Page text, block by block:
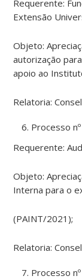
Requerente:
Extensão
Objeto:
autorização
apoio ao
Relatoria:
Processo
Requerente:
Objeto:
Interna para o
(PAINT/2021);
Relatoria:
Processo